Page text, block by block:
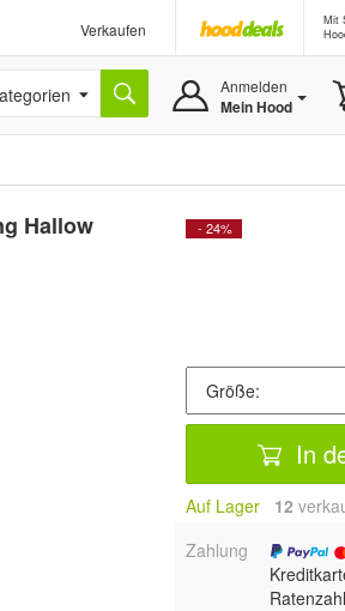
Verkaufen
Mit
Anmelden
Mein Hood
Hallow - 24%
In
Auf Lager 12
Zahlung